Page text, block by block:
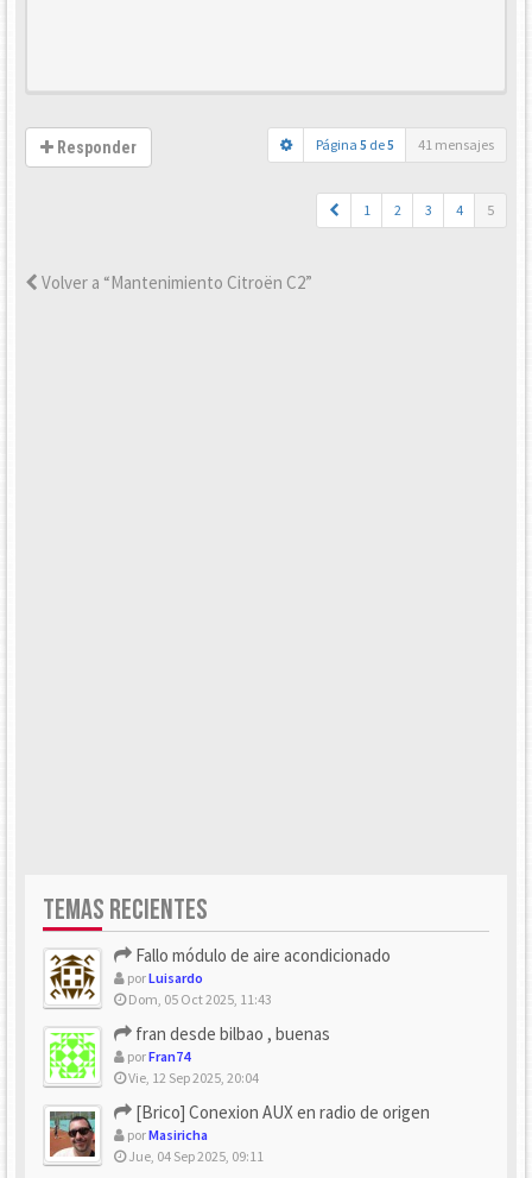
Responder Página 5 de5 41 mensajes
1 2 3 4 5
Volver a “Mantenimiento Citroën C2”
TEMAS RECIENTES
Fallo módulo de aire acondicionado
porLuisardo
Dom, 05 Oct 2025, 11:43
fran desde bilbao , buenas
porFran74
Vie, 12 Sep 2025, 20:04
[Brico] Conexion AUX en radio de origen
porMasiricha
Jue, 04 Sep 2025, 09:11